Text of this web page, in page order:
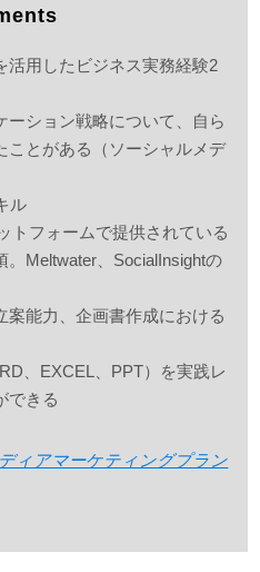
活用したビジネス実務経験2
ーション戦略について、自ら
ことがある（ソーシャルメデ
ル
トフォームで提供されている
。Meltwater、SocialInsightの
案能力、企画書作成における
、EXCEL、PPT）を実践レ
できる
ィアマーケティングプラン